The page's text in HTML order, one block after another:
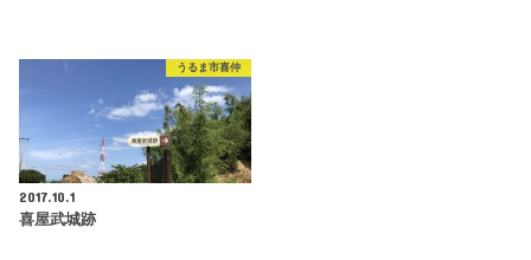
うるま市喜仲
2017.10.1
喜屋武城跡